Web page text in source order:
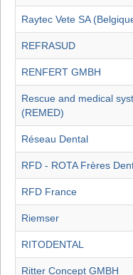
Raytec Vete SA
REFRASUD
RENFERT GMBH
Rescue and medical
(REMED)
Réseau Dental
RFD - ROTA Frères
RFD France
Riemser
RITODENTAL
Ritter Concept GMBH